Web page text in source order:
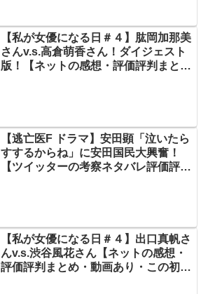
【私が女優になる日＃４】肱岡加那美
さんv.s.高倉萌香さん！ダイジェスト
版！【ネットの感想・評価評判まと
【逃亡医F ドラマ】安田顕「泣いたら
すするからね」に安田国民大興奮！
【ツイッターの考察ネタバレ評価評判
【私が女優になる日＃４】出口真帆さ
んv.s.渋谷風花さん【ネットの感想・
評価評判まとめ・動画あり・この初恋